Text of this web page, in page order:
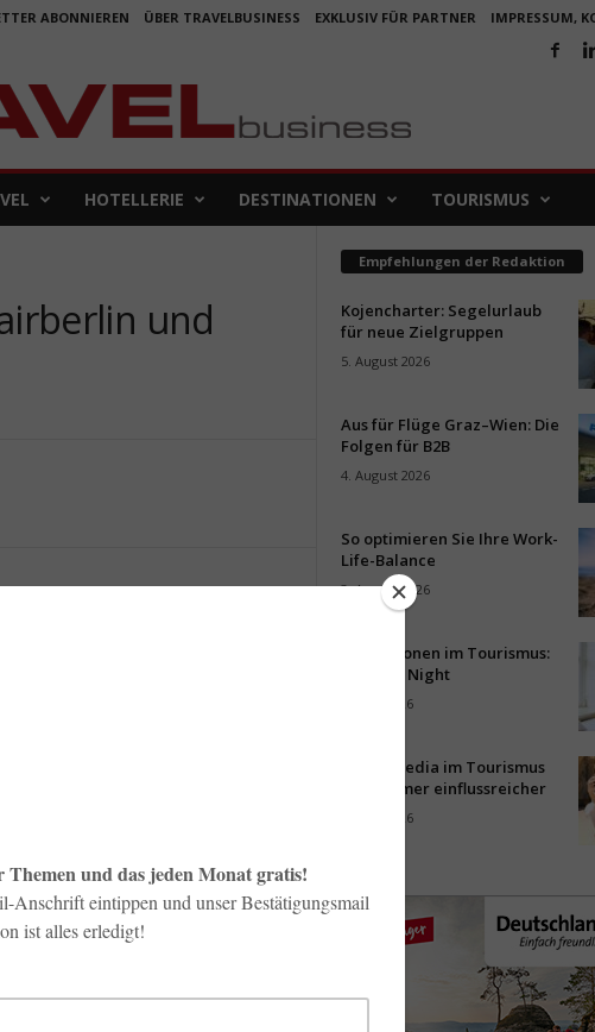
ABONNIEREN ÜBER TRAVELBUSINESS EXKLUSIV FÜR PARTNER IMPRESSUM,
HOTELLERIE DESTINATIONEN TOURISMUS
und
Flotte mit dem neuen WiFi-
den Kennungen D-ABNJ und OE-
Avionics Corporation, das es
während des Fluges auf das
auf Kurz- und Mittelstreckenflügen
Verfügung, das ebenfalls auf dem
Unterhaltungsprogramm
das In-Seat Entertainment
Empfehlungen der Redaktion
Kojencharter: Segelurlaub
für neue Zielgruppen
5. August 2026
Aus für Flüge Graz–Wien: Die
Folgen für B2B
4. August 2026
So optimieren Sie Ihre Work-
Life-Balance
3. August 2026
Innovationen im Tourismus:
Start-up Night
31. Juli 2026
Social Media im Tourismus
wird immer einflussreicher
30. Juli 2026